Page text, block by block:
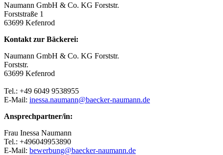
Naumann GmbH & Co. KG Forststr.
Forststraße 1
63699 Kefenrod
Kontakt zur Bäckerei:
Naumann GmbH & Co. KG Forststr.
Forststr.
63699 Kefenrod
Tel.: +49 6049 9538955
E-Mail: inessa.naumann@baecker-naumann.de
Ansprechpartner/in:
Frau Inessa Naumann
Tel.: +496049953890
E-Mail: bewerbung@baecker-naumann.de